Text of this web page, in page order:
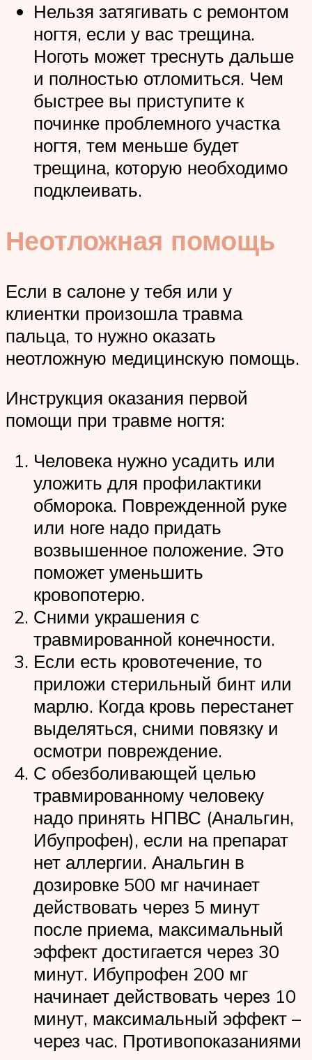
Нельзя затягивать с ремонтом
ногтя, если у вас трещина.
Ноготь может треснуть дальше
и полностью отломиться. Чем
быстрее вы приступите к
починке проблемного участка
ногтя, тем меньше будет
трещина, которую необходимо
подклеивать.
Неотложная помощь
Если в салоне у тебя или у
клиентки произошла травма
пальца, то нужно оказать
неотложную медицинскую помощь.
Инструкция оказания первой
помощи при травме ногтя:
Человека нужно усадить или
уложить для профилактики
обморока. Поврежденной руке
или ноге надо придать
возвышенное положение. Это
поможет уменьшить
кровопотерю.
Сними украшения с
травмированной конечности.
Если есть кровотечение, то
приложи стерильный бинт или
марлю. Когда кровь перестанет
выделяться, сними повязку и
осмотри повреждение.
С обезболивающей целью
травмированному человеку
надо принять НПВС (Анальгин,
Ибупрофен), если на препарат
нет аллергии. Анальгин в
дозировке 500 мг начинает
действовать через 5 минут
после приема, максимальный
эффект достигается через 30
минут. Ибупрофен 200 мг
начинает действовать через 10
минут, максимальный эффект –
через час. Противопоказаниями